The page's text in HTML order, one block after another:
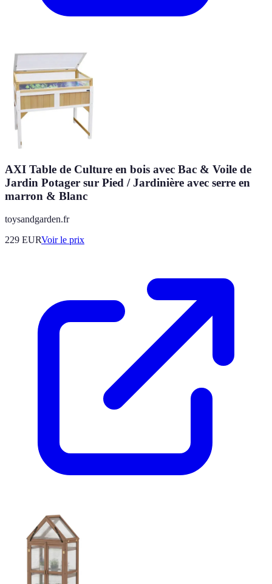
AXI Table de Culture en bois avec Bac & Voile de
Jardin Potager sur Pied / Jardinière avec serre en
marron & Blanc
toysandgarden.fr
229 EURVoir le prix